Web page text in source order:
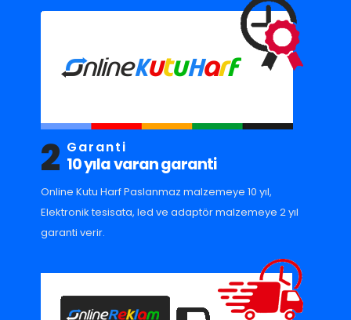
2 Garanti
10 yıla varan garanti
Online Kutu Harf Paslanmaz malzemeye 10 yıl,
Elektronik tesisata, led ve adaptör malzemeye 2 yıl
garanti verir.